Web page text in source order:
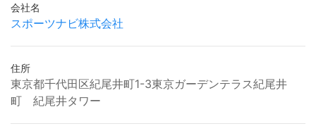
会社名
スポーツナビ株式会社
住所
東京都千代田区紀尾井町1-3東京ガーデンテラス紀尾井
町 紀尾井タワー